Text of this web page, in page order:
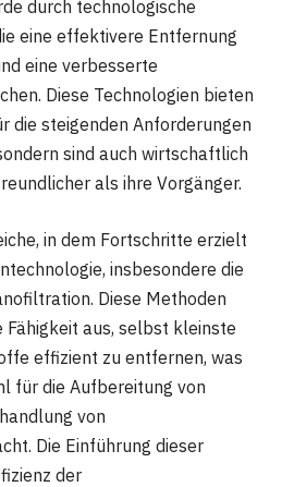
durch technologische
eine effektivere Entfernung
eine verbesserte
Diese Technologien bieten
die steigenden Anforderungen
sind auch wirtschaftlich
als ihre Vorgänger.
in dem Fortschritte erzielt
insbesondere die
Diese Methoden
Fähigkeit aus, selbst kleinste
effizient zu entfernen, was
für die Aufbereitung von
von
Die Einführung dieser
der